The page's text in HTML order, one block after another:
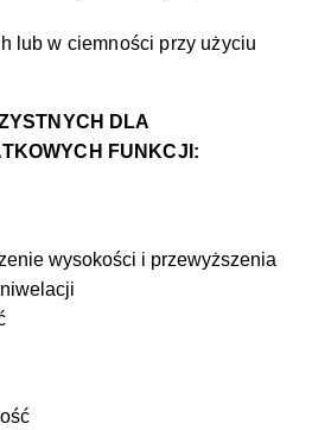
lub w ciemności przy użyciu
DLA
FUNKCJI:
wysokości i przewyższenia